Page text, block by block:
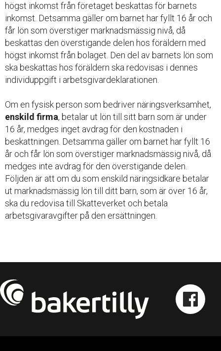
högst inkomst från företaget beskattas för barnets
inkomst. Detsamma gäller om barnet har fyllt 16 år och
får lön som överstiger marknadsmässig nivå, då
beskattas den överstigande delen hos föräldern med
högst inkomst från bolaget. Den del av barnets lön som
ska beskattas hos föräldern ska redovisas i dennes
individuppgift i arbetsgivardeklarationen.
Om en fysisk person som bedriver näringsverksamhet,
enskild firma, betalar ut lön till sitt barn som är under
16 år, medges inget avdrag för den kostnaden i
beskattningen. Detsamma gäller om barnet har fyllt 16
år och får lön som överstiger marknadsmässig nivå, då
medges inte avdrag för den överstigande delen.
Följden är att om du som enskild näringsidkare betalar
ut marknadsmässig lön till ditt barn, som är över 16 år,
ska du redovisa till Skatteverket och betala
arbetsgivaravgifter på den ersättningen.